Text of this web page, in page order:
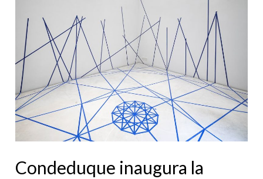
Condeduque inaugura la
exposición
«Éste
puede
ser
el
lugar.
Performar
museo»